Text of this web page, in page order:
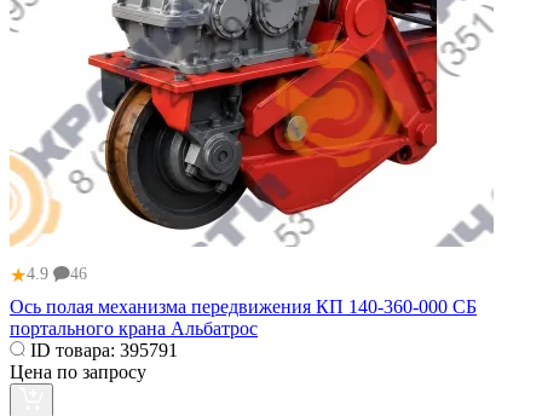
★4.9 46
Ось полая механизма передвижения КП 140-360-000 СБ
портального крана Альбатрос
ID товара: 395791
Цена по запросу